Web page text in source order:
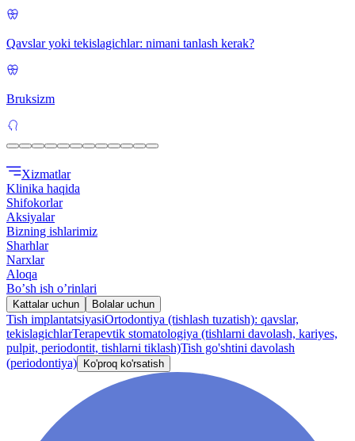
Qavslar yoki tekislagichlar: nimani tanlash kerak?
Bruksizm
Xizmatlar
Klinika haqida
Shifokorlar
Aksiyalar
Bizning ishlarimiz
Sharhlar
Narxlar
Aloqa
Boʼsh ish oʼrinlari
Kattalar uchun Bolalar uchun
Tish implantatsiyasiOrtodontiya (tishlash tuzatish): qavslar,
tekislagichlarTerapevtik stomatologiya (tishlarni davolash, kariyes,
pulpit, periodontit, tishlarni tiklash)Tish go'shtini davolash
(periodontiya)
Ko'proq ko'rsatish